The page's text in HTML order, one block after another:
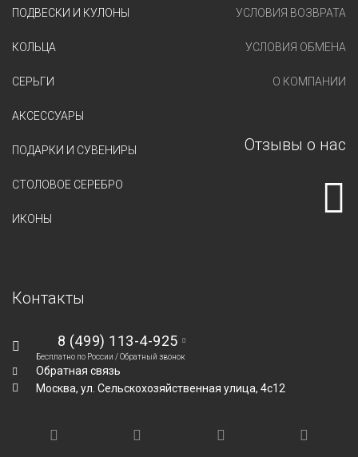
ПОДВЕСКИ И КУЛОНЫ
КОЛЬЦА
СЕРЬГИ
АКСЕССУАРЫ
ПОДАРКИ И СУВЕНИРЫ
СТОЛОВОЕ СЕРЕБРО
ИКОНЫ
УСЛОВИЯ ВОЗВРАТА
УСЛОВИЯ ОБМЕНА
О КОМПАНИИ
Отзывы о нас
Контакты
8 (499) 113-4-925
Бесплатно по России /Обратный звонок
Обратная связь
Москва, ул. Сельскохозяйственная улица, 4с12